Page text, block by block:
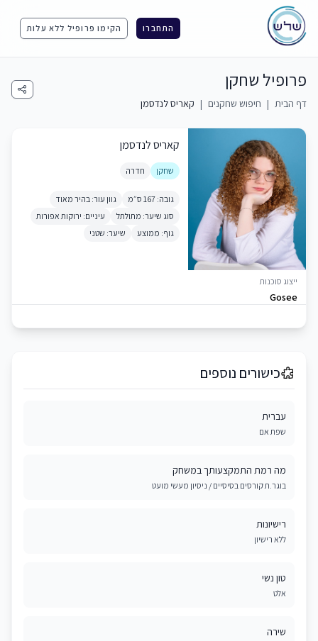
התחברו הקימו פרופיל ללא עלות
פרופיל שחקן
דף הבית | חיפוש שחקנים | קאריס לנדסמן
ייצוג סוכנות
Gosee
קאריס לנדסמן
שחקן חדרה
גובה: 167 ס״מ
גוון עור: בהיר מאוד
סוג שיער: מתולתל
עיניים: ירוקות אפורות
גוף: ממוצע
שיער: שטני
כישורים נוספים
עברית
שפת אם
מה רמת התמקצעותך במשחק
בוגר.ת קורסים בסיסיים / ניסיון מעשי מועט
רישיונות
ללא רישיון
טון נשי
אלט
שירה